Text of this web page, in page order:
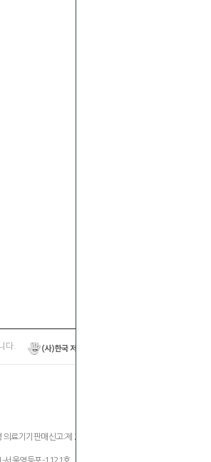
다.
료기기판매신고:제 2394호
서울영등포-1121호